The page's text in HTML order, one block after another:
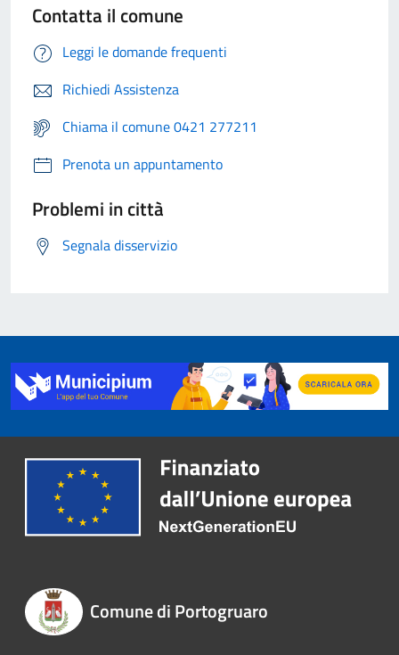
Contatta il comune
Leggi le domande frequenti
Richiedi Assistenza
Chiama il comune 0421 277211
Prenota un appuntamento
Problemi in città
Segnala disservizio
Comune di Portogruaro